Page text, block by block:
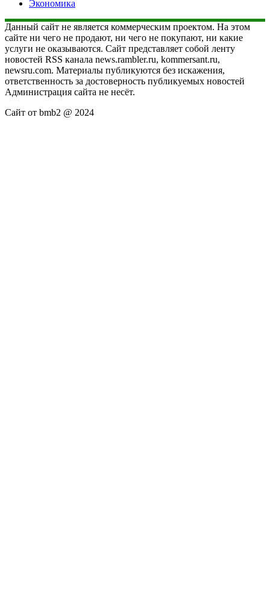
Экономика
Данный сайт не является коммерческим проектом. На этом
сайте ни чего не продают, ни чего не покупают, ни какие
услуги не оказываются. Сайт представляет собой ленту
новостей RSS канала news.rambler.ru, kommersant.ru,
newsru.com. Материалы публикуются без искажения,
ответственность за достоверность публикуемых новостей
Администрация сайта не несёт.
Сайт от bmb2 @ 2024